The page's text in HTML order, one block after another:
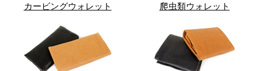
カービングウォレット 爬虫類ウォレット